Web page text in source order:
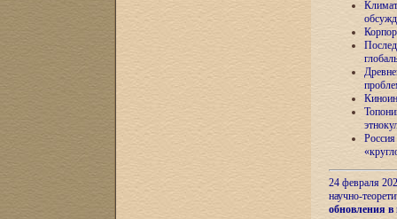
24 февраля
научно-
обновления в